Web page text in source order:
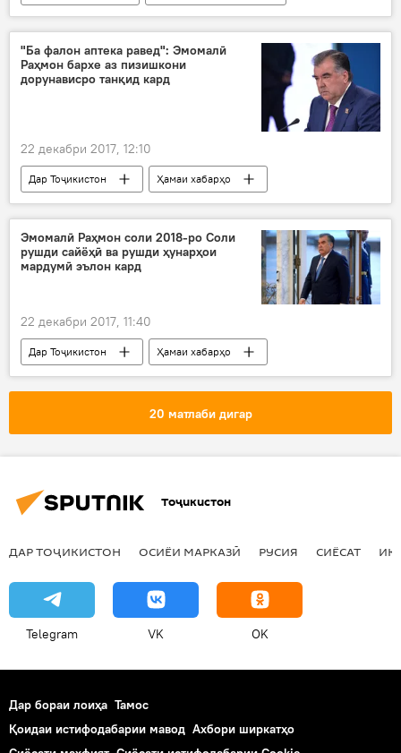
Шералӣ Табаров
қочоқи маводи мухаддир
зиндон то поёни зиндагӣ
Дар Русия
Дар Тоҷикистон
"Ба фалон аптека равед": Эмомалӣ
Раҳмон бархе аз пизишкони
дорунависро танқид кард
22 декабри 2017, 12:10
Дар Тоҷикистон
Ҳамаи хабарҳо
Эмомалӣ Раҳмон
паём
пизишк
дору
Эмомалӣ Раҳмон соли 2018-ро Соли
рушди сайёҳӣ ва рушди ҳунарҳои
мардумӣ эълон кард
22 декабри 2017, 11:40
Дар Тоҷикистон
Ҳамаи хабарҳо
Эмомалӣ Раҳмон
ҳунарманд
20 матлаби дигар
Тоҷикистон
ДАР ТОҶИКИСТОН ОСИЁИ МАРКАЗӢ РУСИЯ СИЁСАТ
Telegram VK OK
Дар бораи лоиҳа Тамос
Қоидаи истифодабарии мавод Ахбори ширкатҳо